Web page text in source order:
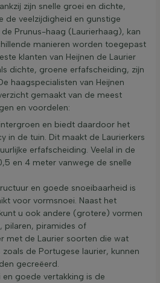
zijn snelle groei en dichte,
de veelzijdigheid en gunstige
Prunus-haag (Laurierhaag), kan
manieren worden toegepast
klanten van Heijnen de Laurier
dichte, groene erfafscheiding, zijn
haagspecialisten van Heijnen
gemaakt van de meest
en voordelen:
en biedt daardoor het
in de tuin. Dit maakt de Laurierkers
erfafscheiding. Veelal in de
en 4 meter vanwege de snelle
en goede snoeibaarheid is
voor vormsnoei. Naast het
u ook andere (grotere) vormen
pilaren, piramides of
met de Laurier soorten die wat
de Portugese laurier, kunnen
gecreëerd.
goede vertakking is de